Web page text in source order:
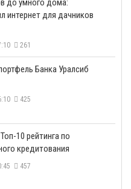
интернет для дачников
261
Банка Уралсиб
425
10 рейтинга по
кредитования
457